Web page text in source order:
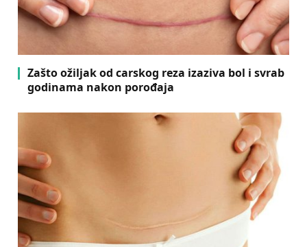
Zašto ožiljak od carskog reza izaziva bol i svrab
godinama nakon porođaja